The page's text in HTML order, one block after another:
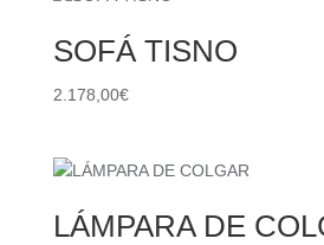
SOFÁ TISNO
2.178,00€
LÁMPARA DE